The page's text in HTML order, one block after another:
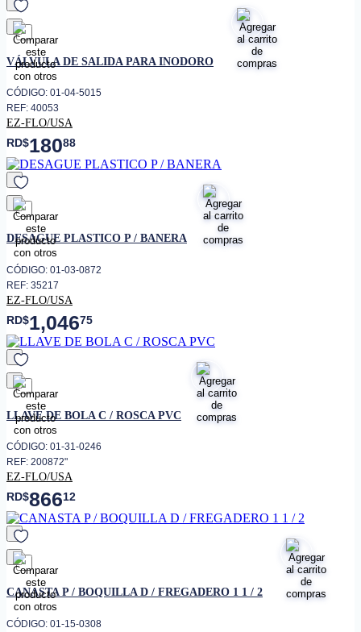
favorito
VÁLVULA DE SALIDA PARA INODORO
CÓDIGO: 01-04-5015
REF: 40053
EZ-FLO/USA
RD$18088
favorito
DESAGUE PLASTICO P / BANERA
CÓDIGO: 01-03-0872
REF: 35217
EZ-FLO/USA
RD$1,04675
favorito
LLAVE DE BOLA C / ROSCA PVC
CÓDIGO: 01-31-0246
REF: 200872"
EZ-FLO/USA
RD$86612
favorito
CANASTA P / BOQUILLA D / FREGADERO 1 1 / 2
CÓDIGO: 01-15-0308